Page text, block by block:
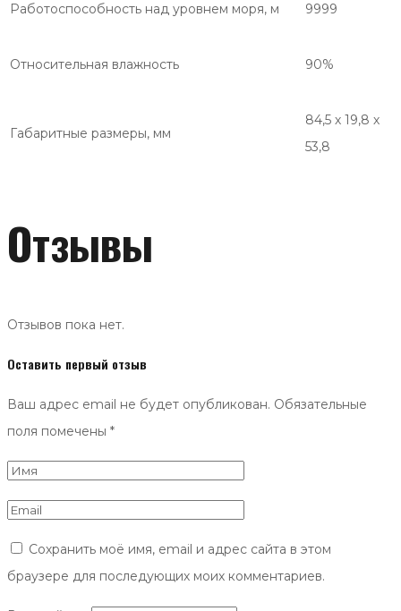
Работоспособность над уровнем моря, м 9999
Относительная влажность 90%
Габаритные размеры, мм
84,5 х 19,8 х
53,8
Отзывы
Отзывов пока нет.
Оставить первый отзыв
Ваш адрес email не будет опубликован. Обязательные
поля помечены *
Сохранить моё имя, email и адрес сайта в этом
браузере для последующих моих комментариев.